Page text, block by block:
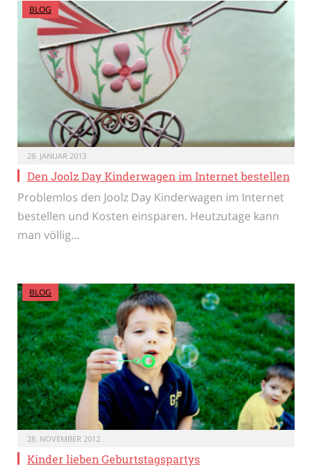
BLOG
28. JANUAR 2013
Den Joolz Day Kinderwagen im Internet bestellen
Problemlos den Joolz Day Kinderwagen im Internet
bestellen und Kosten einsparen. Heutzutage kann
man völlig…
BLOG
28. NOVEMBER 2012
Kinder lieben Geburtstagspartys